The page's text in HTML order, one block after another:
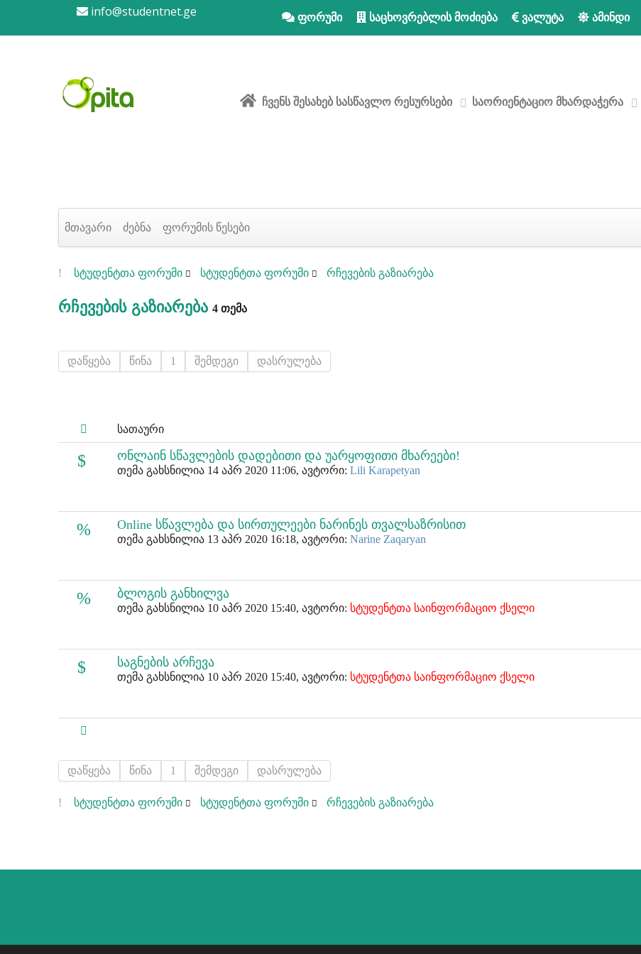
info@studentnet.ge ფორუმი საცხოვრებლის მოძიება ვალუტა ამინდი
ჩვენს შესახებ სასწავლო რესურსები საორიენტაციო მხარდაჭერა
მთავარი ძებნა ფორუმის წესები
სტუდენტთა ფორუმი სტუდენტთა ფორუმი რჩევების გაზიარება
რჩევების გაზიარება 4 თემა
დაწყება წინა 1 შემდეგი დასრულება
სათაური
ონლაინ სწავლების დადებითი და უარყოფითი მხარეები!
თემა გახსნილია 14 აპრ 2020 11:06, ავტორი: Lili Karapetyan
Online სწავლება და სირთულეები ნარინეს თვალსაზრისით
თემა გახსნილია 13 აპრ 2020 16:18, ავტორი: Narine Zaqaryan
ბლოგის განხილვა
თემა გახსნილია 10 აპრ 2020 15:40, ავტორი: სტუდენტთა საინფორმაციო ქსელი
საგნების არჩევა
თემა გახსნილია 10 აპრ 2020 15:40, ავტორი: სტუდენტთა საინფორმაციო ქსელი
დაწყება წინა 1 შემდეგი დასრულება
სტუდენტთა ფორუმი სტუდენტთა ფორუმი რჩევების გაზიარება